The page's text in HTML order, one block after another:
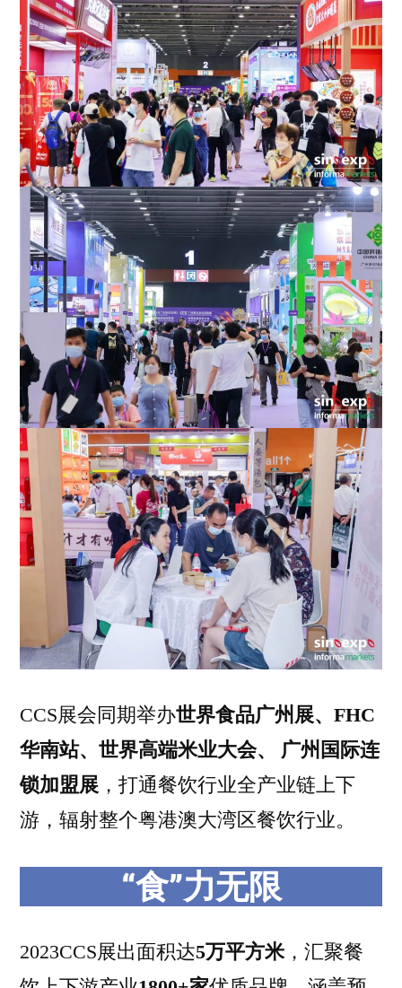
CCS展会同期举办世界食品广州展、FHC
华南站、世界高端米业大会、 广州国际连
锁加盟展，打通餐饮行业全产业链上下
游，辐射整个粤港澳大湾区餐饮行业。
“食”力无限
2023CCS展出面积达5万平方米，汇聚餐